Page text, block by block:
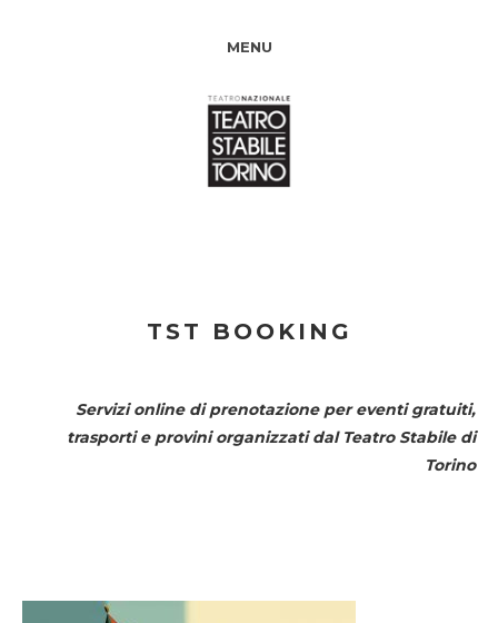
MENU
TST BOOKING
Servizi online di prenotazione per eventi gratuiti,
trasporti e provini organizzati dal Teatro Stabile di
Torino